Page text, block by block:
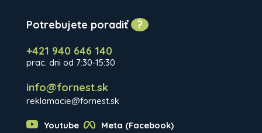
Potrebujete poradiť?
+421 940 646 140
prac. dni od 7:30-15:30
info@fornest.sk
reklamacie@fornest.sk
Youtube Meta (Facebook)